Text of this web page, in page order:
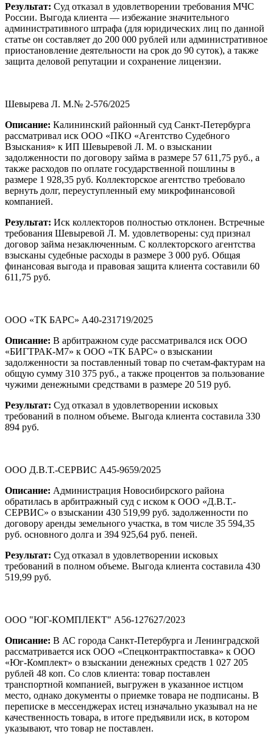
Результат: Суд отказал в удовлетворении требования МЧС
России. Выгода клиента — избежание значительного
административного штрафа (для юридических лиц по данной
статье он составляет до 200 000 рублей или административное
приостановление деятельности на срок до 90 суток), а также
защита деловой репутации и сохранение лицензии.
Шевырева Л. М.№ 2-576/2025
Описание: Калининский районный суд Санкт-Петербурга
рассматривал иск ООО «ПКО «Агентство Судебного
Взыскания» к ИП Шевыревой Л. М. о взыскании
задолженности по договору займа в размере 57 611,75 руб., а
также расходов по оплате государственной пошлины в
размере 1 928,35 руб. Коллекторское агентство требовало
вернуть долг, переуступленный ему микрофинансовой
компанией.
Результат: Иск коллекторов полностью отклонен. Встречные
требования Шевыревой Л. М. удовлетворены: суд признал
договор займа незаключенным. С коллекторского агентства
взысканы судебные расходы в размере 3 000 руб. Общая
финансовая выгода и правовая защита клиента составили 60
611,75 руб.
ООО «ТК БАРС» А40-231719/2025
Описание: В арбитражном суде рассматривался иск ООО
«БИГТРАК-М7» к ООО «ТК БАРС» о взыскании
задолженности за поставленный товар по счетам-фактурам на
общую сумму 310 375 руб., а также процентов за пользование
чужими денежными средствами в размере 20 519 руб.
Результат: Суд отказал в удовлетворении исковых
требований в полном объеме. Выгода клиента составила 330
894 руб.
ООО Д.В.Т.-СЕРВИС А45-9659/2025
Описание: Администрация Новосибирского района
обратилась в арбитражный суд с иском к ООО «Д.В.Т.-
СЕРВИС» о взыскании 430 519,99 руб. задолженности по
договору аренды земельного участка, в том числе 35 594,35
руб. основного долга и 394 925,64 руб. пеней.
Результат: Суд отказал в удовлетворении исковых
требований в полном объеме. Выгода клиента составила 430
519,99 руб.
ООО "ЮГ-КОМПЛЕКТ" А56-127627/2023
Описание: В АС города Санкт-Петербурга и Ленинградской
рассматривается иск ООО «Спецконтрактпоставка» к ООО
«Юг-Комплект» о взыскании денежных средств 1 027 205
рублей 48 коп. Со слов клиента: товар поставлен
транспортной компанией, выгружен в указанное истцом
место, однако документы о приемке товара не подписаны. В
переписке в мессенджерах истец изначально указывал на не
качественность товара, в итоге предъявили иск, в котором
указывают, что товар не поставлен.